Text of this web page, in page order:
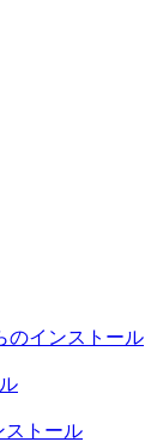
のインストール
ストール